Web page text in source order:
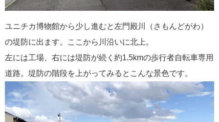
ユニチカ博物館から少し進むと左門殿川（さもんどがわ）
の堤防に出ます。ここから川沿いに北上。
左には工場、右には堤防が続く約1.5kmの歩行者自転車専用
道路。堤防の階段を上がってみるとこんな景色です。